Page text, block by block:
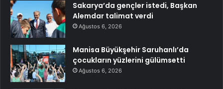
Sakarya’da gençler istedi, Başkan
Alemdar talimat verdi
Ağustos 6, 2026
Manisa Büyükşehir Saruhanlı’da
çocukların yüzlerini gülümsetti
Ağustos 6, 2026